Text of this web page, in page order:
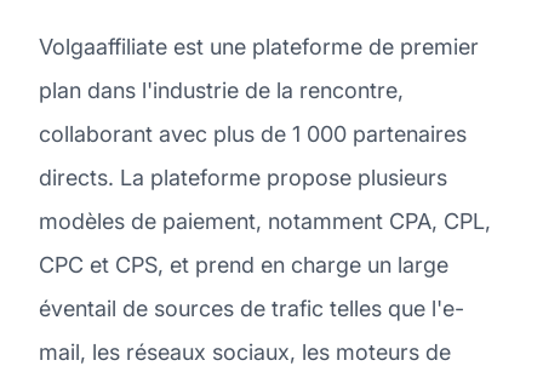
Volgaaffiliate est une plateforme de premier
plan dans l'industrie de la rencontre,
collaborant avec plus de 1 000 partenaires
directs. La plateforme propose plusieurs
modèles de paiement, notamment CPA, CPL,
CPC et CPS, et prend en charge un large
éventail de sources de trafic telles que l'e-
mail, les réseaux sociaux, les moteurs de